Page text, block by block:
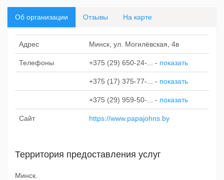
Об организации Отзывы На карте
Адрес Минск, ул. Могилёвская, 4в
Телефоны +375 (29) 650-24-... - показать
+375 (17) 375-77-... - показать
+375 (29) 959-50-... - показать
Сайт https://www.papajohns.by
Территория предоставления услуг
Минск.